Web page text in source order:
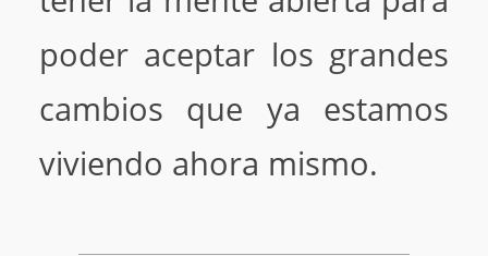
poder aceptar los grandes
cambios que ya estamos
viviendo ahora mismo.